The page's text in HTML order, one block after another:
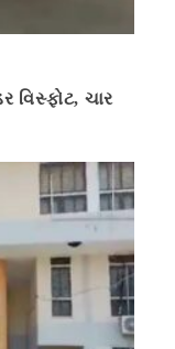
વિસ્ફોટ, ચાર